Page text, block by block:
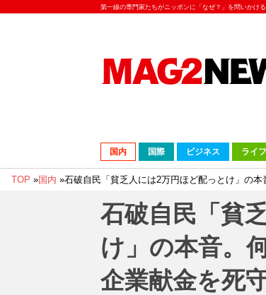
第一線の専門家たちがニッポンに「なぜ？」を問いかける
国内 国際 ビジネス ライフ
TOP »国内 »石破自民「貧乏人には2万円ほど配っとけ」の
石破自民「貧
け」の本音。
企業献金を死